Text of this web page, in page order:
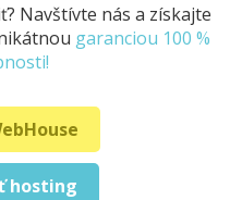
Navštívte nás a získajte
garanciou 100 %
hosting